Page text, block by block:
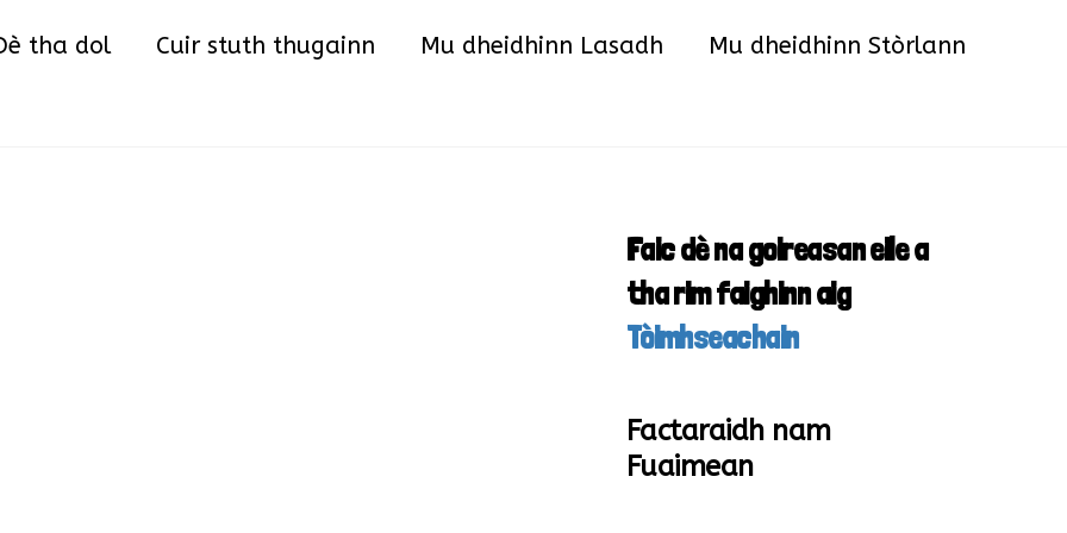
tha dol Cuir stuth thugainn Mu dheidhinn Lasadh Mu dheidhinn Stòrlann
Faic dè na goireasan eile a
tha rim faighinn aig
Tòimhseachain
Factaraidh nam
Fuaimean